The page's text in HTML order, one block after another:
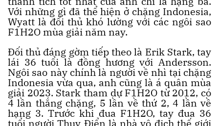
Với những gì đã thể hiện ở chặng Indonesia,
Wyatt là đối thủ khó lường với các ngôi sao
F1H2O mùa giải năm nay.
Đối thủ đáng gờm tiếp theo là Erik Stark, tay
lái 36 tuổi là đồng hương với Andersson.
Ngôi sao này chính là người về nhì tại chặng
Indonesia vừa qua, anh cũng là á quân mùa
giải 2023. Stark tham dự F1H2O từ 2012, có
4 lần thắng chặng, 5 lần về thứ 2, 4 lần về
hạng 3. Trước khi đua F1H2O, tay đua 36
tuổi người Thụy Điển là nhà vô địch thế giới